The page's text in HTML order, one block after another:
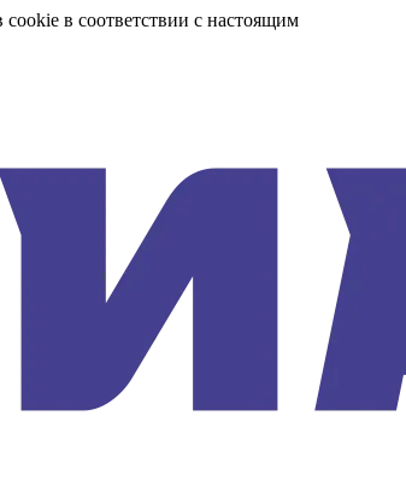
в соответствии с настоящим